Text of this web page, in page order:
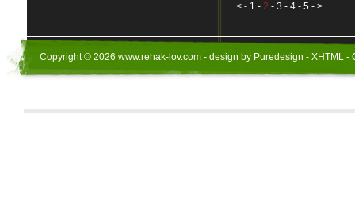
< - 1 - 2 - 3 - 4 - 5 - >
Copyright © 2026 www.rehak-lov.com - design by Puredesign - XHTML -